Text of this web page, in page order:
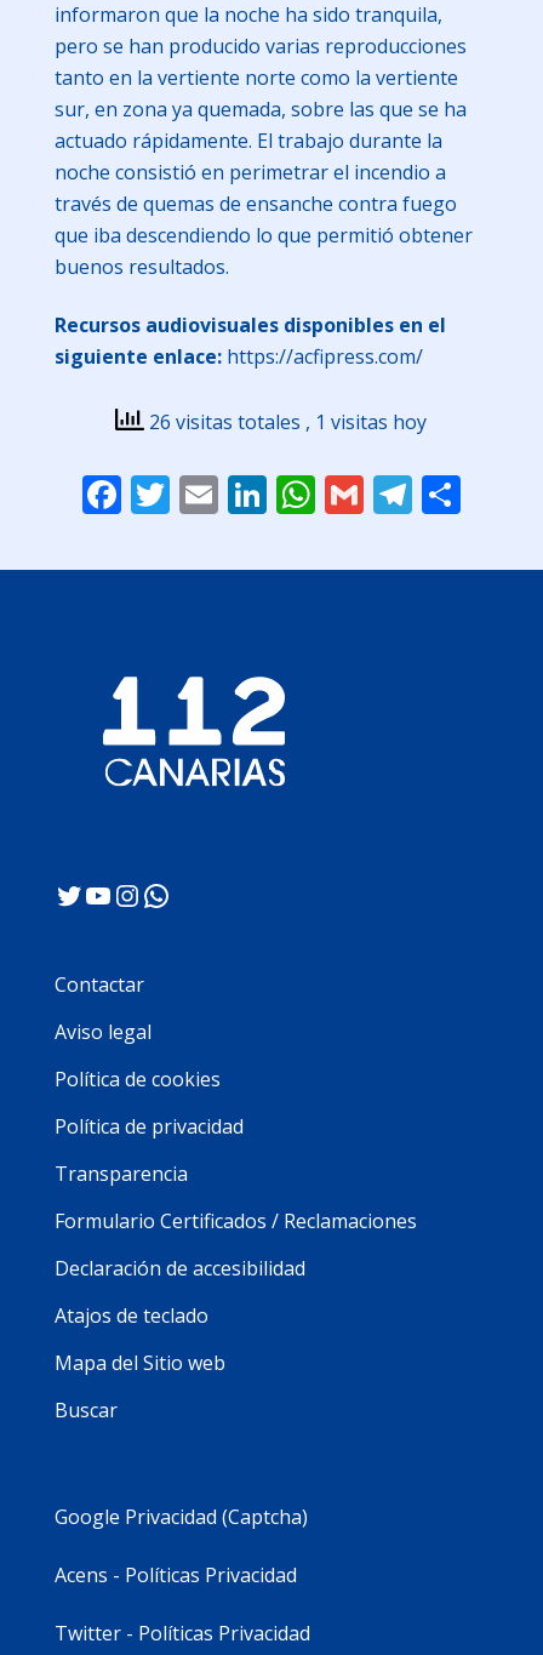
informaron que la noche ha sido tranquila,
pero se han producido varias reproducciones
tanto en la vertiente norte como la vertiente
sur, en zona ya quemada, sobre las que se ha
actuado rápidamente. El trabajo durante la
noche consistió en perimetrar el incendio a
través de quemas de ensanche contra fuego
que iba descendiendo lo que permitió obtener
buenos resultados.
Recursos audiovisuales disponibles en el
siguiente enlace: https://acfipress.com/
26 visitas totales , 1 visitas hoy
Facebook
Twitter
EmailLinkedIn
WhatsApp
Gmail
Twitter
YouTube
Instagram
WhatsApp
Contactar
Aviso legal
Política de cookies
Política de privacidad
Transparencia
Formulario Certificados / Reclamaciones
Declaración de accesibilidad
Atajos de teclado
Mapa del Sitio web
Buscar
Google Privacidad (Captcha)
Acens - Políticas Privacidad
Twitter - Políticas Privacidad